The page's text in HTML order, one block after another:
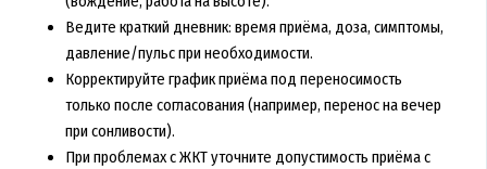
Ведите краткий дневник: время приёма, доза, симптомы,
давление/пульс при необходимости.
Корректируйте график приёма под переносимость
только после согласования (например, перенос на вечер
при сонливости).
При проблемах с ЖКТ уточните допустимость приёма с